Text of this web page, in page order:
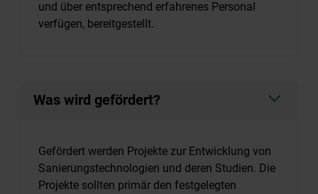
und über entsprechend erfahrenes Personal
verfügen, bereitgestellt.
Was wird gefördert?
Gefördert werden Projekte zur Entwicklung von
Sanierungstechnologien und deren Studien. Die
Projekte sollten primär den festgelegten